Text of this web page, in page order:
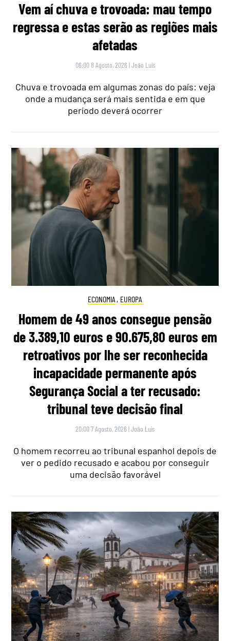
Vem aí chuva e trovoada: mau tempo
regressa e estas serão as regiões mais
afetadas
06:00 8 Agosto, 2026 |João Luís
Chuva e trovoada em algumas zonas do país: veja
onde a mudança será mais sentida e em que
período deverá ocorrer
ECONOMIA , EUROPA
Homem de 49 anos consegue pensão
de 3.389,10 euros e 90.675,80 euros em
retroativos por lhe ser reconhecida
incapacidade permanente após
Segurança Social a ter recusado:
tribunal teve decisão final
20:00 7 Agosto, 2026 |João Luís
O homem recorreu ao tribunal espanhol depois de
ver o pedido recusado e acabou por conseguir
uma decisão favorável